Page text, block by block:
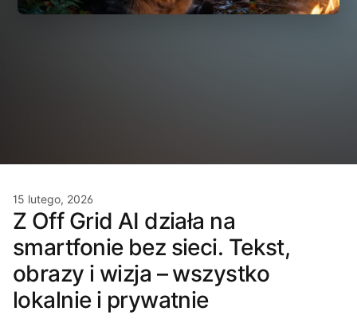
15 lutego, 2026
Z Off Grid AI działa na
smartfonie bez sieci. Tekst,
obrazy i wizja – wszystko
lokalnie i prywatnie